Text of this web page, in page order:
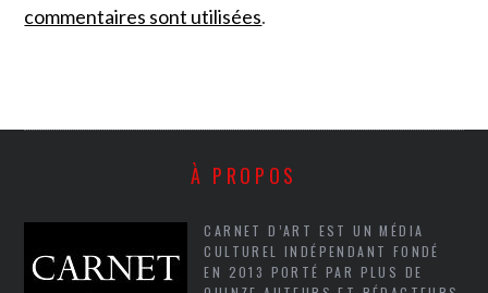
commentaires sont utilisées.
À PROPOS
CARNET D’ART EST UN MÉDIA
CULTUREL INDÉPENDANT FONDÉ
EN 2013 PORTÉ PAR PLUS DE